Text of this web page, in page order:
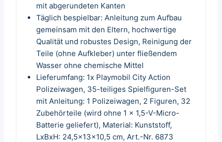
mit abgerundeten Kanten
Täglich bespielbar: Anleitung zum Aufbau
gemeinsam mit den Eltern, hochwertige
Qualität und robustes Design, Reinigung der
Teile (ohne Aufkleber) unter fließendem
Wasser ohne chemische Mittel
Lieferumfang: 1x Playmobil City Action
Polizeiwagen, 35-teiliges Spielfiguren-Set
mit Anleitung: 1 Polizeiwagen, 2 Figuren, 32
Zubehörteile (wird ohne 1 x 1,5-V-Micro-
Batterie geliefert), Material: Kunststoff,
LxBxH: 24,5x13x10,5 cm, Art.-Nr. 6873